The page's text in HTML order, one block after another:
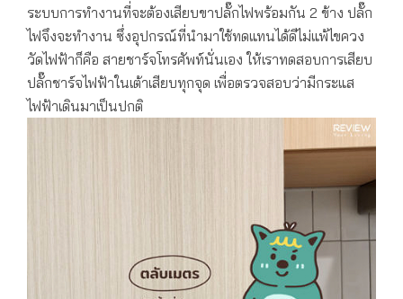
ระบบการทำงานที่จะต้องเสียบขาปลั๊กไฟพร้อมกัน 2 ข้าง ปลั๊ก
ไฟจึงจะทำงาน ซึ่งอุปกรณ์ที่นำมาใช้ทดแทนได้ดีไม่แพ้ไขควง
วัดไฟฟ้าก็คือ สายชาร์จโทรศัพท์นั่นเอง ให้เราทดสอบการเสียบ
ปลั๊กชาร์จไฟฟ้าในเต้าเสียบทุกจุด เพื่อตรวจสอบว่ามีกระแส
ไฟฟ้าเดินมาเป็นปกติ